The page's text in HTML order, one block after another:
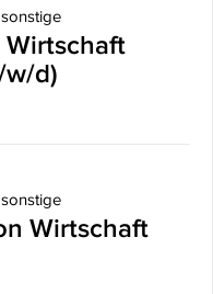
sonstige
w/d)
sonstige
Wirtschaft